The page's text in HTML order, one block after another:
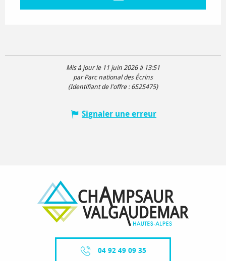
Mis à jour le 11 juin 2026 à 13:51
par Parc national des Écrins
(Identifiant de l'offre : 6525475)
Signaler une erreur
04 92 49 09 35